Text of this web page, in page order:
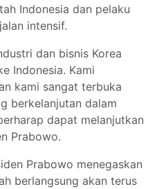
Indonesia dan pelaku
intensif.
dan bisnis Korea
Indonesia. Kami
kami sangat terbuka
berkelanjutan dalam
dapat melanjutkan
Prabowo.
Prabowo menegaskan
berlangsung akan terus